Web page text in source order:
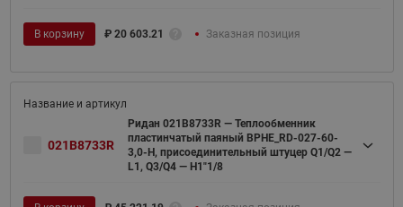
В корзину ₽ 20 603.21 Заказная позиция
021B8733R
Ридан 021B8733R — Теплообменник
пластинчатый паяный BPHE_RD-027-60-
3,0-H, присоединительный штуцер Q1/Q2 —
L1, Q3/Q4 — H1"1/8